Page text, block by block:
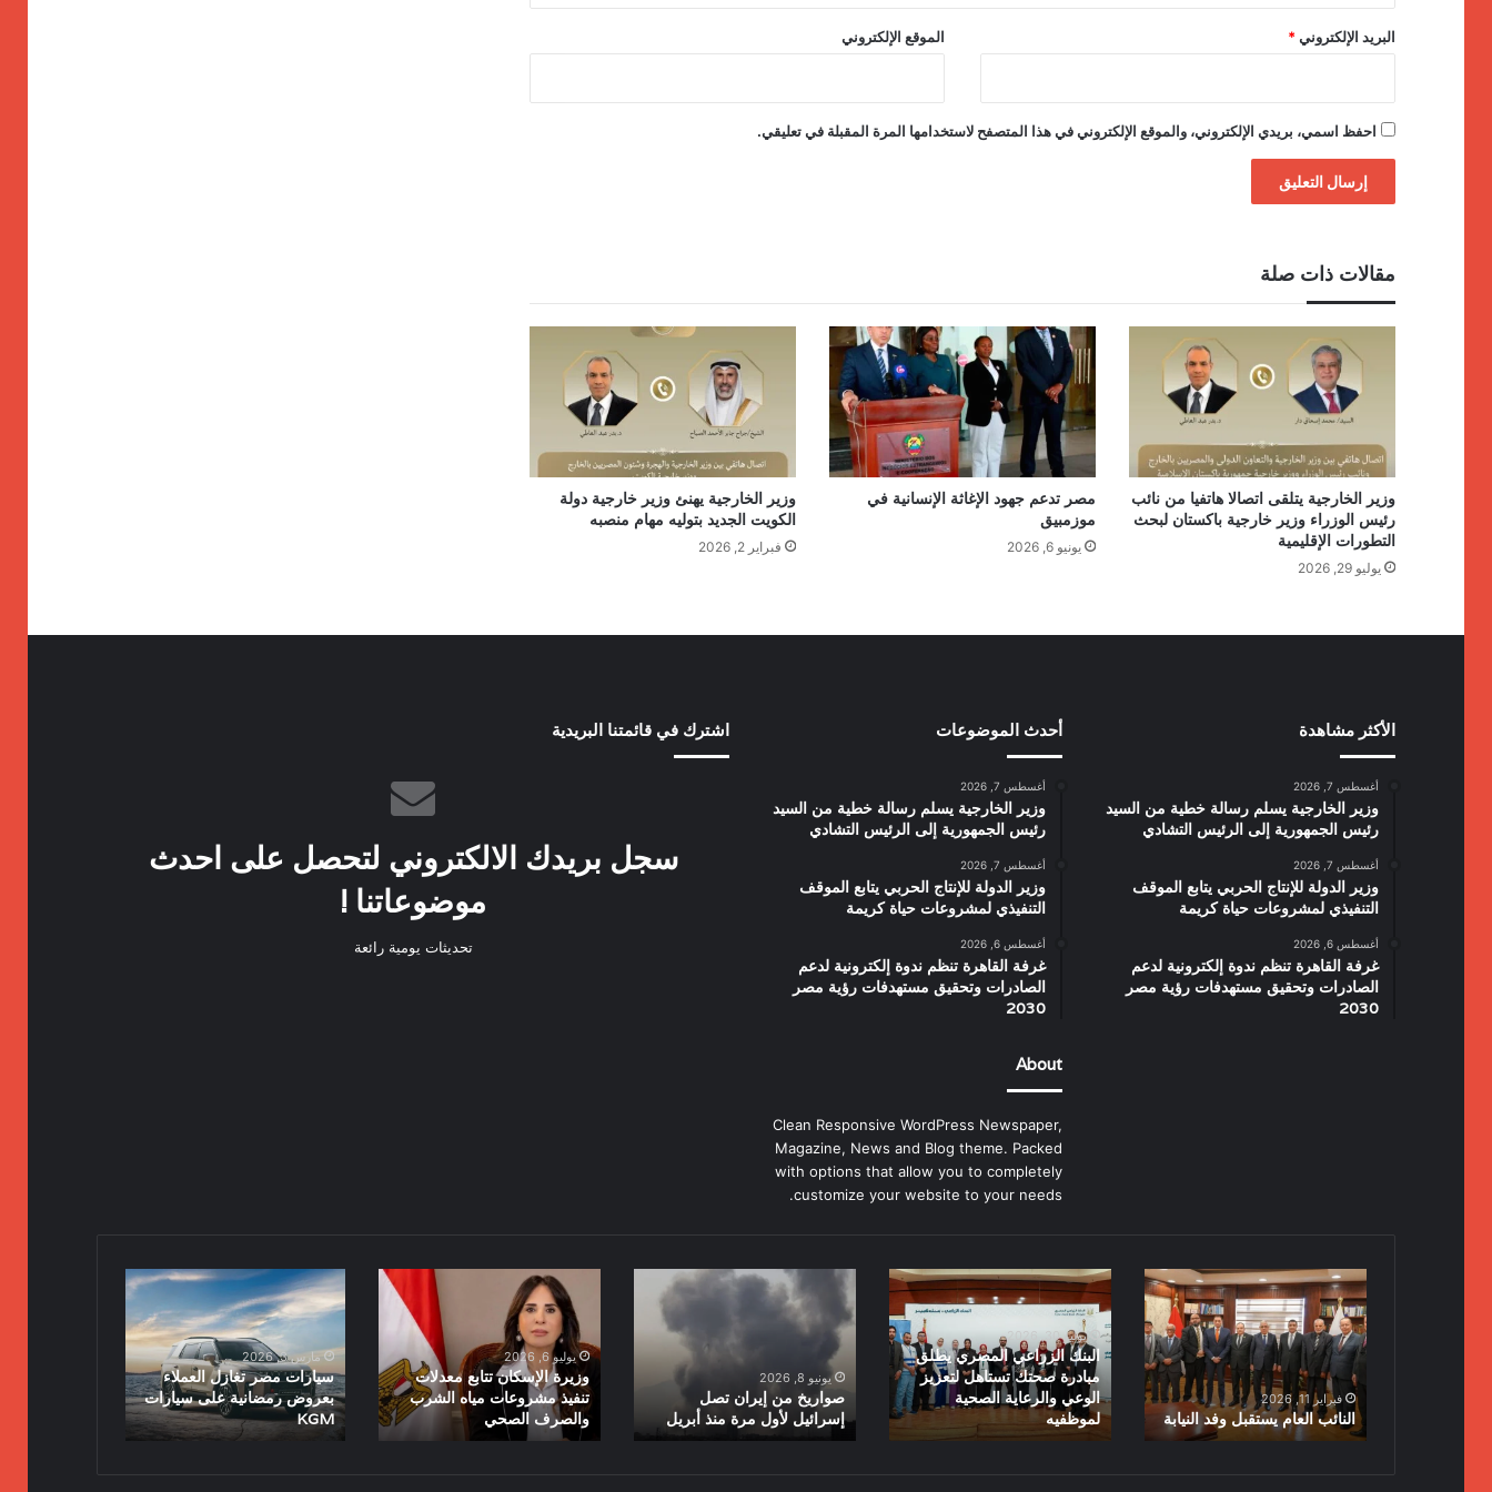
البريد الإلكتروني * الموقع الإلكتروني
احفظ اسمي، بريدي الإلكتروني، والموقع الإلكتروني في هذا المتصفح لاستخدامها المرة المقبلة في تعليقي.
مقالات ذات صلة
وزير الخارجية يتلقى اتصالا هاتفيا من نائب
رئيس الوزراء وزير خارجية باكستان لبحث
التطورات الإقليمية
يوليو 29, 2026
مصر تدعم جهود الإغاثة الإنسانية في
موزمبيق
يونيو 6, 2026
وزير الخارجية يهنئ وزير خارجية دولة
الكويت الجديد بتوليه مهام منصبه
فبراير 2, 2026
الأكثر مشاهدة
أغسطس 7, 2026
وزير الخارجية يسلم رسالة خطية من السيد
رئيس الجمهورية إلى الرئيس التشادي
أغسطس 7, 2026
وزير الدولة للإنتاج الحربي يتابع الموقف
التنفيذي لمشروعات حياة كريمة
أغسطس 6, 2026
غرفة القاهرة تنظم ندوة إلكترونية لدعم
الصادرات وتحقيق مستهدفات رؤية مصر
2030
أحدث الموضوعات
أغسطس 7, 2026
وزير الخارجية يسلم رسالة خطية من السيد
رئيس الجمهورية إلى الرئيس التشادي
أغسطس 7, 2026
وزير الدولة للإنتاج الحربي يتابع الموقف
التنفيذي لمشروعات حياة كريمة
أغسطس 6, 2026
غرفة القاهرة تنظم ندوة إلكترونية لدعم
الصادرات وتحقيق مستهدفات رؤية مصر
2030
About
Clean Responsive WordPress Newspaper,
Magazine, News and Blog theme. Packed
with options that allow you to completely
customize your website to your needs.
اشترك في قائمتنا البريدية
سجل بريدك الالكتروني لتحصل على احدث
موضوعاتنا !
تحديثات يومية رائعة
النائب
العام
يستقبل
وفد
النيابة
فبراير 11, 2026
النائب العام يستقبل وفد النيابة
البنك
الزراعي
المصري
يطلق
مبادرة
صحتك
تستاهل
لتعزيز
يوليو 30, 2026
البنك الزراعي المصري يطلق
مبادرة صحتك تستاهل لتعزيز
الوعي والرعاية الصحية
لموظفيه
صواريخ
إيران
تصل
إسرائيل
لأول
مرة
منذ
يونيو 8, 2026
صواريخ من إيران تصل
إسرائيل لأول مرة منذ أبريل
الإسكان
تتابع
معدلات
تنفيذ
مشروعات
مياه
الشرب
يوليو 6, 2026
وزيرة الإسكان تتابع معدلات
تنفيذ مشروعات مياه الشرب
والصرف الصحي
سيارات
مصر
تغازل
العملاء
بعروض
رمضانية
على
سيارات
مارس 3, 2026
سيارات مصر تغازل العملاء
بعروض رمضانية على سيارات
KGM